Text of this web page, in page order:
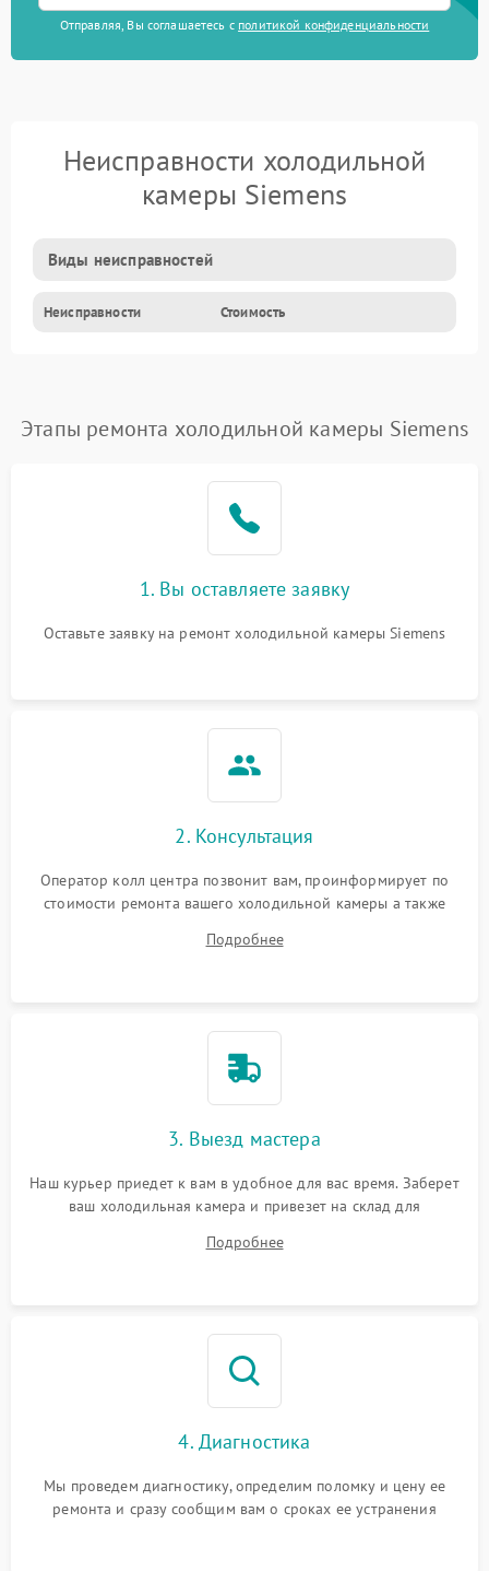
Отправляя, Вы соглашаетесь с политикой конфиденциальности
Неисправности холодильной
камеры Siemens
Виды неисправностей
Неисправности Стоимость
Этапы ремонта холодильной камеры Siemens
1. Вы оставляете заявку
Оставьте заявку на ремонт холодильной камеры Siemens
2. Консультация
Оператор колл центра позвонит вам, проинформирует по
стоимости ремонта вашего холодильной камеры а также
Подробнее
3. Выезд мастера
Наш курьер приедет к вам в удобное для вас время. Заберет
ваш холодильная камера и привезет на склад для
Подробнее
4. Диагностика
Мы проведем диагностику, определим поломку и цену ее
ремонта и сразу сообщим вам о сроках ее устранения